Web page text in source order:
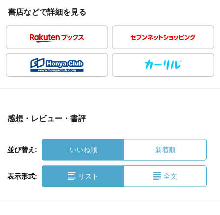
書店などで詳細を見る
感想・レビュー・書評
並び替え: いいね順 新着順
表示形式: リスト 全文